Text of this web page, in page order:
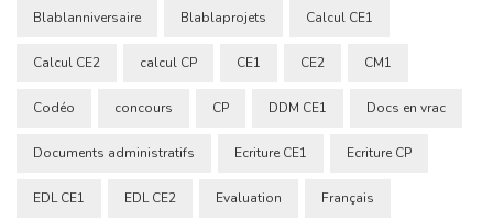
Blablanniversaire Blablaprojets Calcul CE1
Calcul CE2 calcul CP CE1 CE2 CM1
Codéo concours CP DDM CE1 Docs en vrac
Documents administratifs Ecriture CE1 Ecriture CP
EDL CE1 EDL CE2 Evaluation Français